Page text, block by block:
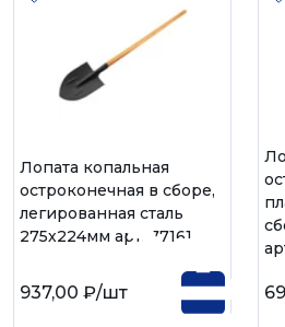
Лопата копальная
остроконечная в сборе,
легированная сталь
275х224мм арт. 77161
937,00 ₽/шт